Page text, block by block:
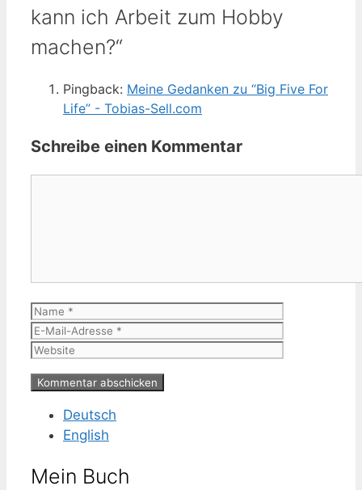
kann ich Arbeit zum Hobby
machen?“
Pingback: Meine Gedanken zu “Big Five For
Life” - Tobias-Sell.com
Schreibe einen Kommentar
Name
Deutsch
English
Mein Buch